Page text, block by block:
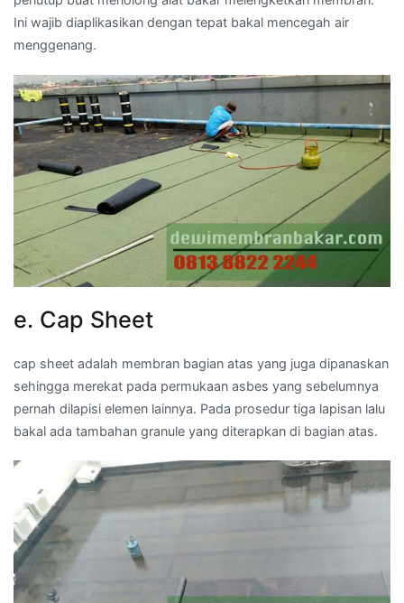
Ini wajib diaplikasikan dengan tepat bakal mencegah air
menggenang.
e. Cap Sheet
cap sheet adalah membran bagian atas yang juga dipanaskan
sehingga merekat pada permukaan asbes yang sebelumnya
pernah dilapisi elemen lainnya. Pada prosedur tiga lapisan lalu
bakal ada tambahan granule yang diterapkan di bagian atas.